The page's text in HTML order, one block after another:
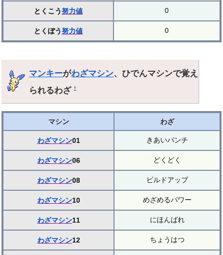
とくこう努力値 0
とくぼう努力値 0
マンキーがわざマシン、ひでんマシンで覚え
られるわざ†
マシン わざ
わざマシン01 きあいパンチ
わざマシン06 どくどく
わざマシン08 ビルドアップ
わざマシン10 めざめるパワー
わざマシン11 にほんばれ
わざマシン12 ちょうはつ